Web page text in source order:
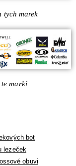
tych marek
marki
bot
lezeček
obuvi